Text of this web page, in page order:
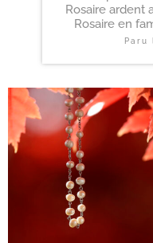
Rosaire ardent
Rosaire en
Paru